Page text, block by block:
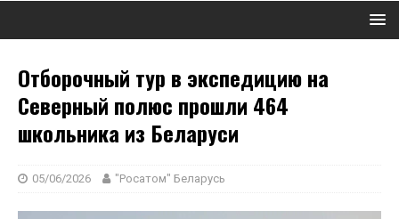
Отборочный тур в экспедицию на
Северный полюс прошли 464
школьника из Беларуси
05/06/2026 "Росатом" Беларусь